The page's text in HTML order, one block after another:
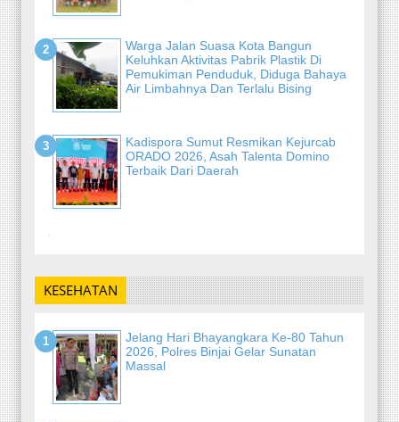
Warga Jalan Suasa Kota Bangun
Keluhkan Aktivitas Pabrik Plastik Di
Pemukiman Penduduk, Diduga Bahaya
Air Limbahnya Dan Terlalu Bising
Kadispora Sumut Resmikan Kejurcab
ORADO 2026, Asah Talenta Domino
Terbaik Dari Daerah
-
KESEHATAN
Jelang Hari Bhayangkara Ke-80 Tahun
2026, Polres Binjai Gelar Sunatan
Massal